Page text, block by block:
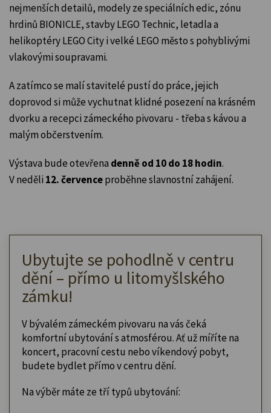
nejmenších detailů, modely ze speciálních edic, zónu
hrdinů BIONICLE, stavby LEGO Technic, letadla a
helikoptéry LEGO City i velké LEGO město s pohyblivými
vlakovými soupravami.
A zatímco se malí stavitelé pustí do práce, jejich
doprovod si může vychutnat klidné posezení na krásném
dvorku a recepci zámeckého pivovaru - třeba s kávou a
malým občerstvením.
Výstava bude otevřena denně od 10 do 18 hodin.
V neděli 12. červenceproběhne slavnostní zahájení.
Ubytujte se pohodlně v centru
dění – přímo u litomyšlského
zámku!
V bývalém zámeckém pivovaru na vás čeká
komfortní ubytování s atmosférou. Ať už míříte na
koncert, pracovní cestu nebo víkendový pobyt,
budete bydlet přímo v centru dění.
Na výběr máte ze tří typů ubytování: